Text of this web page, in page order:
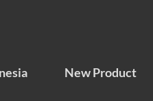
New Product